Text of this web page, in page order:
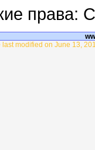
права:
last modified on June 13,